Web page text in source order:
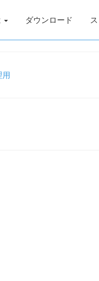
ダウンロード
用